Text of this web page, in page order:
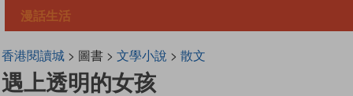
漫話生活
香港閱讀城> 圖書 > 文學小說 > 散文
遇上透明的女孩